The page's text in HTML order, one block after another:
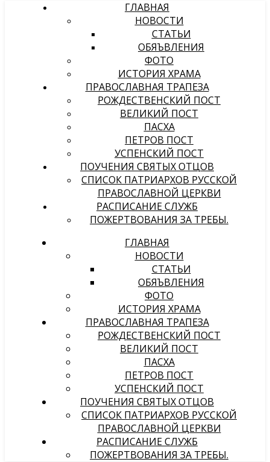
ГЛАВНАЯ
НОВОСТИ
СТАТЬИ
ОБЯЪВЛЕНИЯ
ФОТО
ИСТОРИЯ ХРАМА
ПРАВОСЛАВНАЯ ТРАПЕЗА
РОЖДЕСТВЕНСКИЙ ПОСТ
ВЕЛИКИЙ ПОСТ
ПАСХА
ПЕТРОВ ПОСТ
УСПЕНСКИЙ ПОСТ
ПОУЧЕНИЯ СВЯТЫХ ОТЦОВ
СПИСОК ПАТРИАРХОВ РУССКОЙ
ПРАВОСЛАВНОЙ ЦЕРКВИ
РАСПИСАНИЕ СЛУЖБ
ПОЖЕРТВОВАНИЯ ЗА ТРЕБЫ.
ГЛАВНАЯ
НОВОСТИ
СТАТЬИ
ОБЯЪВЛЕНИЯ
ФОТО
ИСТОРИЯ ХРАМА
ПРАВОСЛАВНАЯ ТРАПЕЗА
РОЖДЕСТВЕНСКИЙ ПОСТ
ВЕЛИКИЙ ПОСТ
ПАСХА
ПЕТРОВ ПОСТ
УСПЕНСКИЙ ПОСТ
ПОУЧЕНИЯ СВЯТЫХ ОТЦОВ
СПИСОК ПАТРИАРХОВ РУССКОЙ
ПРАВОСЛАВНОЙ ЦЕРКВИ
РАСПИСАНИЕ СЛУЖБ
ПОЖЕРТВОВАНИЯ ЗА ТРЕБЫ.